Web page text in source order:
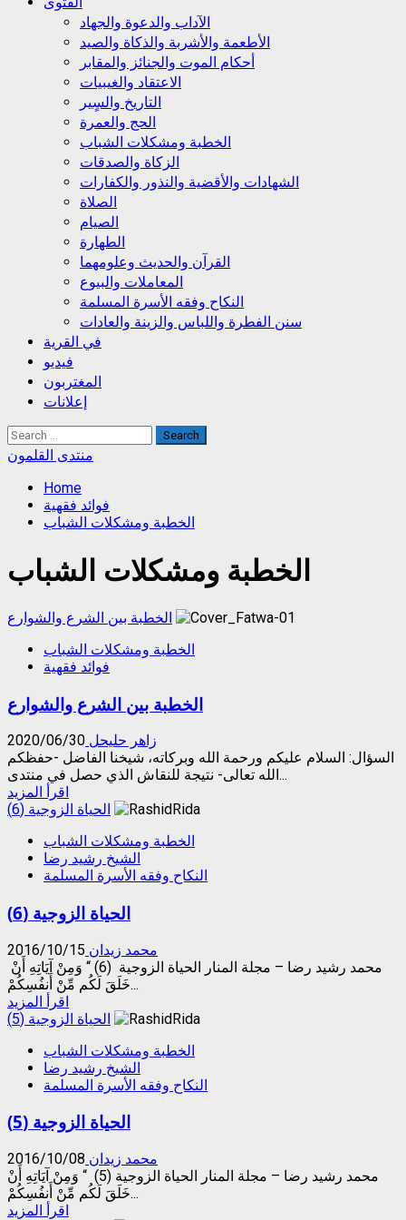
الآداب والدعوة والجهاد
الأطعمة والأشربة والذكاة والصيد
أحكام الموت والجنائز والمقابر
الاعتقاد والغيبيات
التاريخ والسٍير
الحج والعمرة
الخطبة ومشكلات الشباب
الزكاة والصدقات
الشهادات والأقضية والنذور والكفارات
الصلاة
الصيام
الطهارة
القرآن والحديث وعلومهما
المعاملات والبيوع
النكاح وفقه الأسرة المسلمة
سنن الفطرة واللباس والزينة والعادات
في القرية
فيديو
المغتربون
إعلانات
Search
for:
منتدى القلمون
Home
فوائد فقهية
الخطبة ومشكلات الشباب
الخطبة ومشكلات الشباب
الخطبة بين الشرع والشوارع
الخطبة ومشكلات الشباب
فوائد فقهية
الخطبة بين الشرع والشوارع
زاهر حليحل 2020/06/30
السؤال: السلام عليكم ورحمة الله وبركاته، شيخنا الفاضل -حفظكم
الله تعالى- نتيجة للنقاش الذي حصل في منتدى...
اقرأ المزيد
more
الخطبة
بين
الشرع
الحياة الزوجية (6)
الخطبة ومشكلات الشباب
الشيخ رشيد رضا
النكاح وفقه الأسرة المسلمة
الحياة الزوجية (6)
محمد زيدان 2016/10/15
خَلَقَ لَكُم مِّنْ أَنفُسِكُمْ...
اقرأ المزيد
more
الحياة
الزوجية
(6)
الحياة الزوجية (5)
الخطبة ومشكلات الشباب
الشيخ رشيد رضا
النكاح وفقه الأسرة المسلمة
الحياة الزوجية (5)
محمد زيدان 2016/10/08
محمد رشيد رضا – مجلة المنار الحياة الزوجية (5) “ وَمِنْ آيَاتِهِ أَنْ
خَلَقَ لَكُم مِّنْ أَنفُسِكُمْ...
اقرأ المزيد